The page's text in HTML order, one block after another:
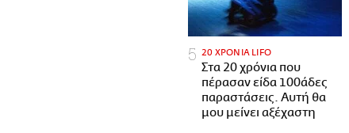
20 ΧΡΟΝΙΑ LIFO
Στα 20 χρόνια που
πέρασαν είδα 100άδες
παραστάσεις. Αυτή θα
μου μείνει αξέχαστη